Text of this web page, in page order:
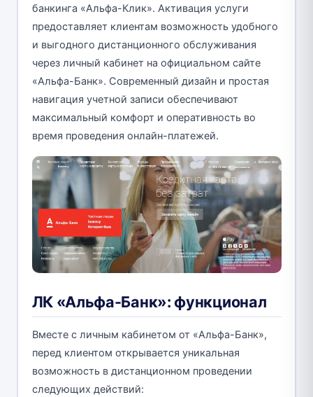
банкинга «Альфа-Клик». Активация услуги
предоставляет клиентам возможность удобного
и выгодного дистанционного обслуживания
через личный кабинет на официальном сайте
«Альфа-Банк». Современный дизайн и простая
навигация учетной записи обеспечивают
максимальный комфорт и оперативность во
время проведения онлайн-платежей.
ЛК «Альфа-Банк»: функционал
Вместе с личным кабинетом от «Альфа-Банк»,
перед клиентом открывается уникальная
возможность в дистанционном проведении
следующих действий: